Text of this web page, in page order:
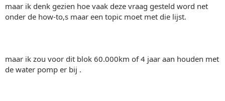
maar ik denk gezien hoe vaak deze vraag gesteld word net
onder de how-to,s maar een topic moet met die lijst.
maar ik zou voor dit blok 60.000km of 4 jaar aan houden met
de water pomp er bij .